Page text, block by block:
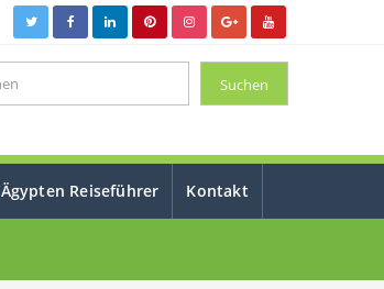
Ägypten Reiseführer Kontakt